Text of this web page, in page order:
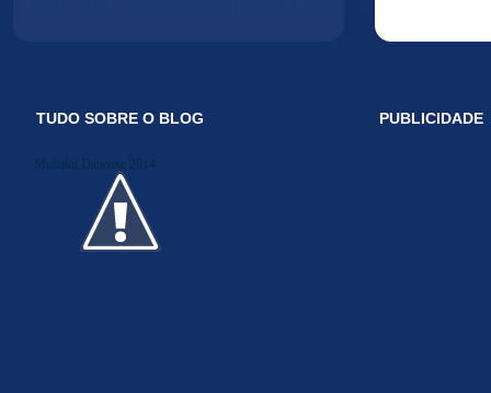
TUDO SOBRE O BLOG
Midiakit Danosse 2014
PUBLICIDADE